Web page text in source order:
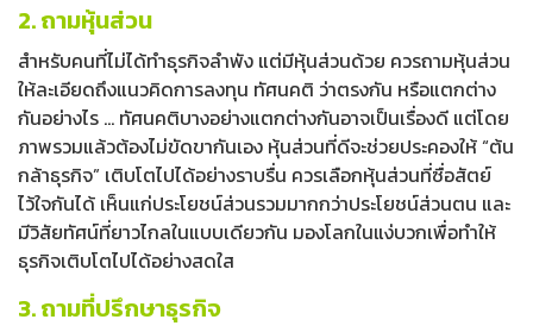
2. ถามหุ้นส่วน
สำหรับคนที่ไม่ได้ทำธุรกิจลำพัง แต่มีหุ้นส่วนด้วย ควรถามหุ้นส่วน
ให้ละเอียดถึงแนวคิดการลงทุน ทัศนคติ ว่าตรงกัน หรือแตกต่าง
กันอย่างไร … ทัศนคติบางอย่างแตกต่างกันอาจเป็นเรื่องดี แต่โดย
ภาพรวมแล้วต้องไม่ขัดขากันเอง หุ้นส่วนที่ดีจะช่วยประคองให้ “ต้น
กล้าธุรกิจ” เติบโตไปได้อย่างราบรื่น ควรเลือกหุ้นส่วนที่ซื่อสัตย์
ไว้ใจกันได้ เห็นแก่ประโยชน์ส่วนรวมมากกว่าประโยชน์ส่วนตน และ
มีวิสัยทัศน์ที่ยาวไกลในแบบเดียวกัน มองโลกในแง่บวกเพื่อทำให้
ธุรกิจเติบโตไปได้อย่างสดใส
3. ถามที่ปรึกษาธุรกิจ